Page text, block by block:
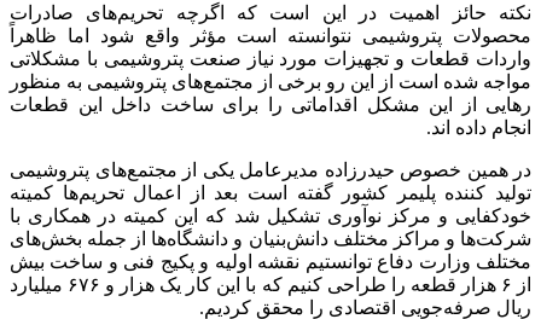
نکته حائز اهمیت در این است که اگرچه تحریم‌های صادرات
محصولات پتروشیمی نتوانسته است مؤثر واقع شود اما ظاهراً
واردات قطعات و تجهیزات مورد نیاز صنعت پتروشیمی با مشکلاتی
مواجه شده است از این رو برخی از مجتمع‌های پتروشیمی به منظور
رهایی از این مشکل اقداماتی را برای ساخت داخل این قطعات
انجام داده اند.
در همین خصوص حیدرزاده مدیرعامل یکی از مجتمع‌های پتروشیمی
تولید کننده پلیمر کشور گفته است بعد از اعمال تحریم‌ها کمیته
خودکفایی و مرکز نوآوری تشکیل شد که این کمیته در همکاری با
شرکت‌ها و مراکز مختلف دانش‌بنیان و دانشگاه‌ها از جمله بخش‌های
مختلف وزارت دفاع توانستیم نقشه اولیه و پکیج فنی و ساخت بیش
از ۶ هزار قطعه را طراحی کنیم که با این کار یک هزار و ۶۷۶ میلیارد
ریال صرفه‌جویی اقتصادی را محقق کردیم.